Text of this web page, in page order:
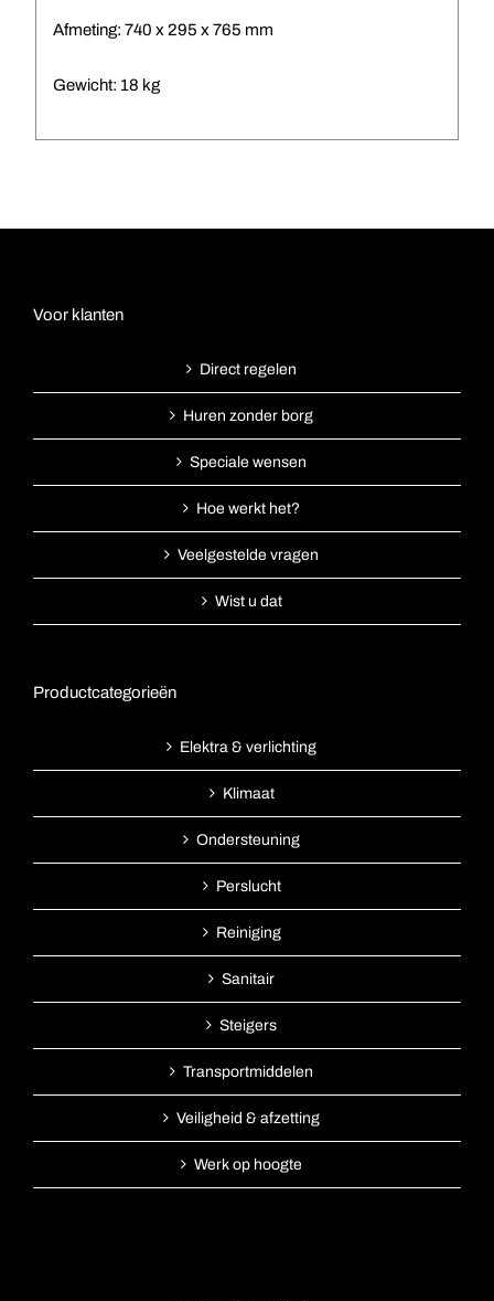
Afmeting: 740 x 295 x 765 mm
Gewicht: 18 kg
Voor klanten
Direct regelen
Huren zonder borg
Speciale wensen
Hoe werkt het?
Veelgestelde vragen
Wist u dat
Productcategorieën
Elektra & verlichting
Klimaat
Ondersteuning
Perslucht
Reiniging
Sanitair
Steigers
Transportmiddelen
Veiligheid & afzetting
Werk op hoogte